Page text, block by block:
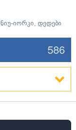
ნიუ-იორკი, დედები
586